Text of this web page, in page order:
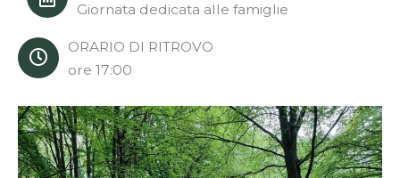
Giornata dedicata alle famiglie
ORARIO DI RITROVO
ore 17:00